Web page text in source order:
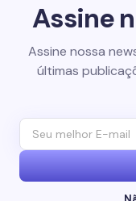
Assine
Assine nossa
últimas